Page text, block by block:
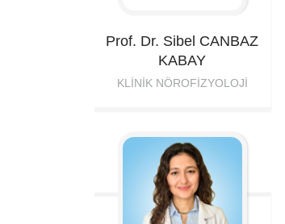
Prof. Dr. Sibel CANBAZ
KABAY
KLINIK NÖROFIZYOLOJI